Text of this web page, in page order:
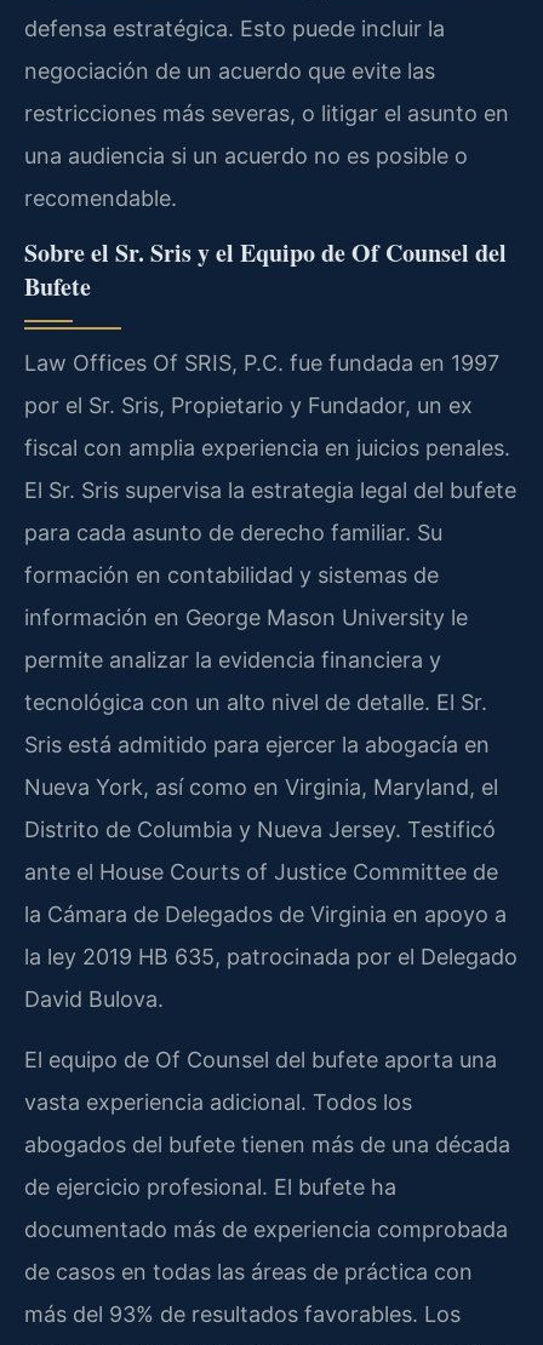
defensa estratégica. Esto puede incluir la
negociación de un acuerdo que evite las
restricciones más severas, o litigar el asunto en
una audiencia si un acuerdo no es posible o
recomendable.
Sobre el Sr. Sris y el Equipo de Of Counsel del
Bufete
Law Offices Of SRIS, P.C. fue fundada en 1997
por el Sr. Sris, Propietario y Fundador, un ex
fiscal con amplia experiencia en juicios penales.
El Sr. Sris supervisa la estrategia legal del bufete
para cada asunto de derecho familiar. Su
formación en contabilidad y sistemas de
información en George Mason University le
permite analizar la evidencia financiera y
tecnológica con un alto nivel de detalle. El Sr.
Sris está admitido para ejercer la abogacía en
Nueva York, así como en Virginia, Maryland, el
Distrito de Columbia y Nueva Jersey. Testificó
ante el House Courts of Justice Committee de
la Cámara de Delegados de Virginia en apoyo a
la ley 2019 HB 635, patrocinada por el Delegado
David Bulova.
El equipo de Of Counsel del bufete aporta una
vasta experiencia adicional. Todos los
abogados del bufete tienen más de una década
de ejercicio profesional. El bufete ha
documentado más de experiencia comprobada
de casos en todas las áreas de práctica con
más del 93% de resultados favorables. Los